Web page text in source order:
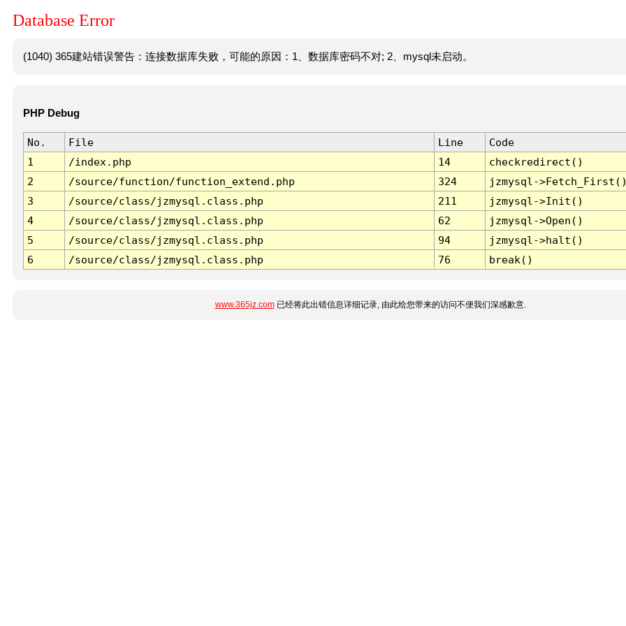
Database Error
(1040) 365建站错误警告：连接数据库失败，可能的原因：1、数据库密码不对; 2、mysql未启动。
PHP Debug
No. File Line
Code
1
/index.php 14
checkredirect()
2
/source/function/function_extend.php 324
jzmysql-
3
/source/class/jzmysql.class.php 211
jzmysql->Init()
4
/source/class/jzmysql.class.php 62
jzmysql->Open()
5
/source/class/jzmysql.class.php 94
jzmysql->halt()
6
/source/class/jzmysql.class.php 76 break()
www.365jz.com已经将此出错信息详细记录, 由此给您带来的访问不便我们深感歉意.